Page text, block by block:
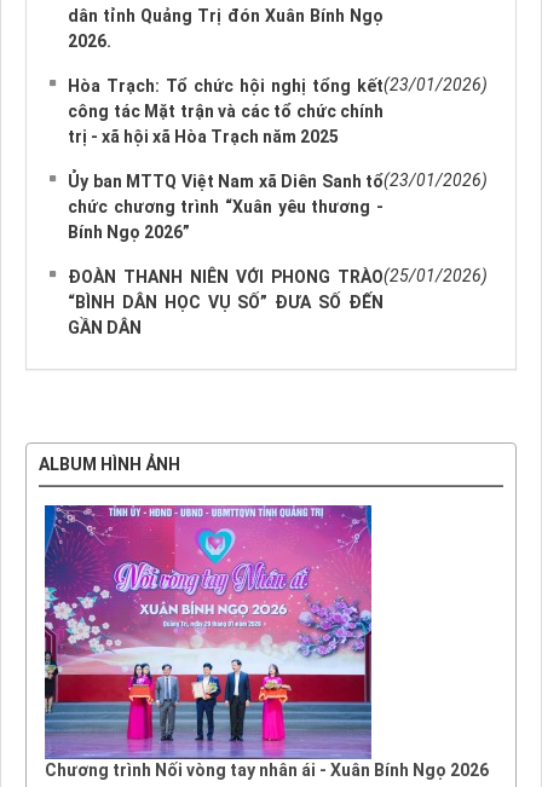
dân tỉnh Quảng Trị đón Xuân Bính Ngọ
2026.
Hòa Trạch: Tổ chức hội nghị tổng kết
công tác Mặt trận và các tổ chức chính
trị - xã hội xã Hòa Trạch năm 2025
(23/01/2026)
Ủy ban MTTQ Việt Nam xã Diên Sanh tổ
chức chương trình “Xuân yêu thương -
Bính Ngọ 2026”
(23/01/2026)
ĐOÀN THANH NIÊN VỚI PHONG TRÀO
“BÌNH DÂN HỌC VỤ SỐ” ĐƯA SỐ ĐẾN
GẦN DÂN
(25/01/2026)
ALBUM HÌNH ẢNH
Chương trình Nối vòng tay nhân ái - Xuân Bính Ngọ 2026